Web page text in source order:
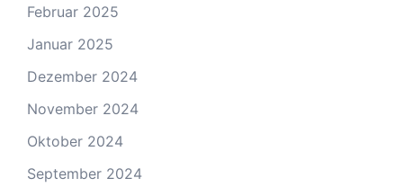
Februar 2025
Januar 2025
Dezember 2024
November 2024
Oktober 2024
September 2024